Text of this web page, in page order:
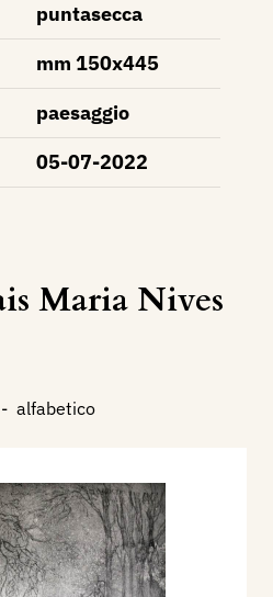
puntasecca
mm 150x445
paesaggio
05-07-2022
Maria Nives
- alfabetico